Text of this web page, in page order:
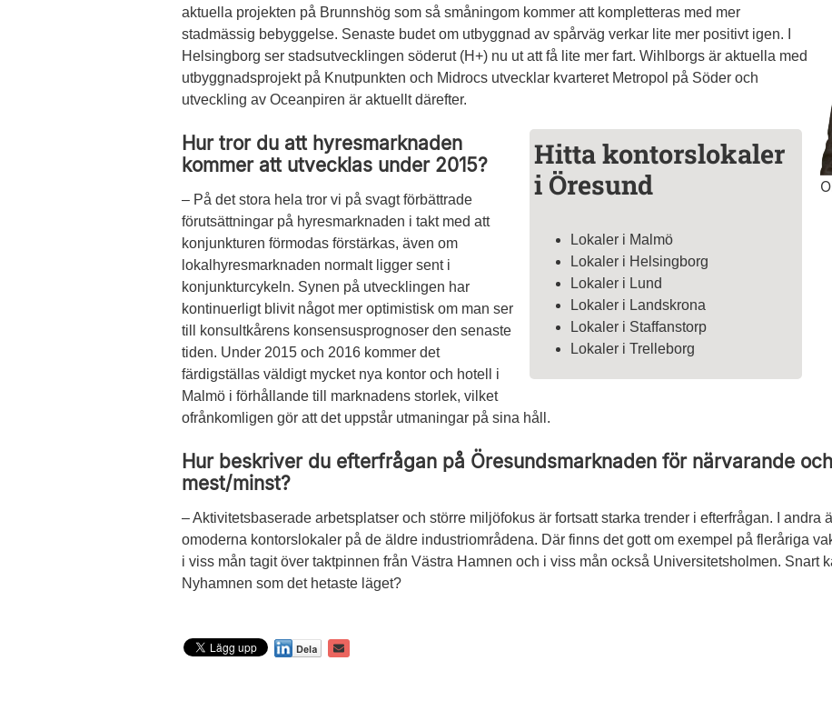
aktuella projekten på Brunnshög som så småningom kommer att kompletteras med mer
stadmässig bebyggelse. Senaste budet om utbyggnad av spårväg verkar lite mer positivt igen. I
Helsingborg ser stadsutvecklingen söderut (H+) nu ut att få lite mer fart. Wihlborgs är aktuella med
utbyggnadsprojekt på Knutpunkten och Midrocs utvecklar kvarteret Metropol på Söder och
utveckling av Oceanpiren är aktuellt därefter.
Hitta kontorslokaler
i Öresund
Lokaler i Malmö
Lokaler i Helsingborg
Lokaler i Lund
Lokaler i Landskrona
Lokaler i Staffanstorp
Lokaler i Trelleborg
Hur tror du att hyresmarknaden
kommer att utvecklas under 2015?
– På det stora hela tror vi på svagt förbättrade
förutsättningar på hyresmarknaden i takt med att
konjunkturen förmodas förstärkas, även om
lokalhyresmarknaden normalt ligger sent i
konjunkturcykeln. Synen på utvecklingen har
kontinuerligt blivit ­något mer optimistisk om man ser
till konsultkårens konsensusprognoser den senaste
tiden. Under 2015 och 2016 kommer det
färdigställas väldigt mycket nya kontor och hotell i
Malmö i förhållande till marknadens storlek, vilket
ofrånkomligen gör att det uppstår utmaningar på sina håll.
Hur beskriver du efterfrågan på Öresundsmarknaden för närvarande
mest/minst?
– Aktivitetsbaserade arbetsplatser och större miljö­fokus är fortsatt starka trender i efterfrågan. I andra
omoderna kontorslokaler på de äldre industriområdena. Där finns det gott om exempel på fleråriga
i viss mån tagit över taktpinnen från Västra Hamnen och i viss mån också Universitetsholmen. Snart
Nyhamnen som det hetaste läget?